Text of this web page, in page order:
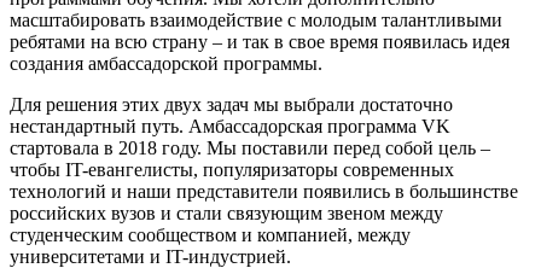
масштабировать взаимодействие с молодым талантливыми
ребятами на всю страну – и так в свое время появилась идея
создания амбассадорской программы.
Для решения этих двух задач мы выбрали достаточно
нестандартный путь. Амбассадорская программа VK
стартовала в 2018 году. Мы поставили перед собой цель –
чтобы IT-евангелисты, популяризаторы современных
технологий и наши представители появились в большинстве
российских вузов и стали связующим звеном между
студенческим сообществом и компанией, между
университетами и IT-индустрией.